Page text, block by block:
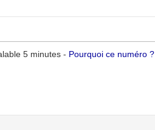
5 minutes - Pourquoi ce numéro ?